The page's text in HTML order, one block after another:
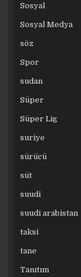
Sosyal
Sosyal Medya
söz
Spor
sudan
Süper
Süper Lig
suriye
sürücü
süt
suudi
suudi arabistan
taksi
tane
Tanıtım